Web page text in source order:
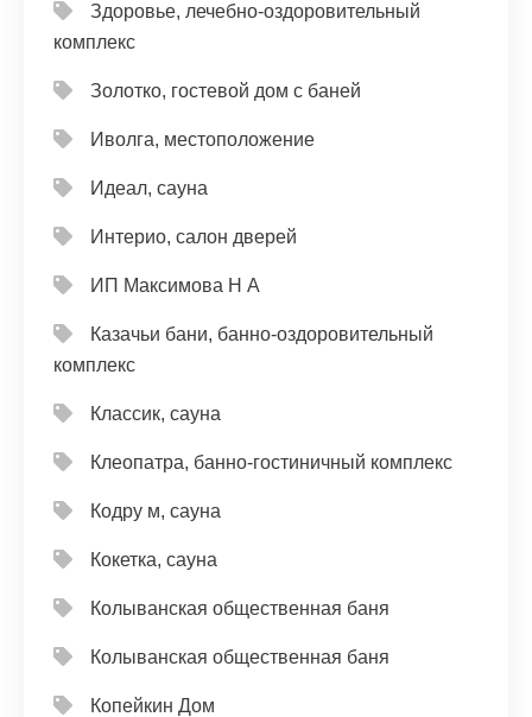
Здоровье, лечебно-оздоровительный
комплекс
Золотко, гостевой дом с баней
Иволга, местоположение
Идеал, сауна
Интерио, салон дверей
ИП Максимова Н А
Казачьи бани, банно-оздоровительный
комплекс
Классик, сауна
Клеопатра, банно-гостиничный комплекс
Кодру м, сауна
Кокетка, сауна
Колыванская общественная баня
Колыванская общественная баня
Копейкин Дом